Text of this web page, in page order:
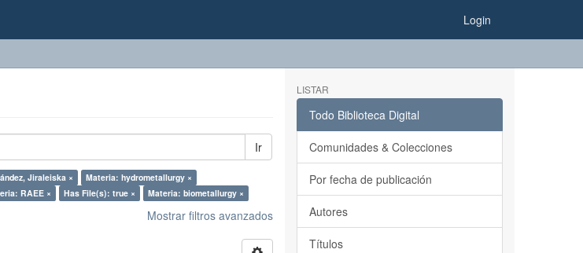
Login
Ir
Jiraleiska ×
Materia: hydrometallurgy ×
RAEE × Has File(s): true × Materia: biometallurgy ×
Mostrar filtros avanzados
LISTAR
Todo Biblioteca Digital
Comunidades & Colecciones
Por fecha de publicación
Autores
Títulos